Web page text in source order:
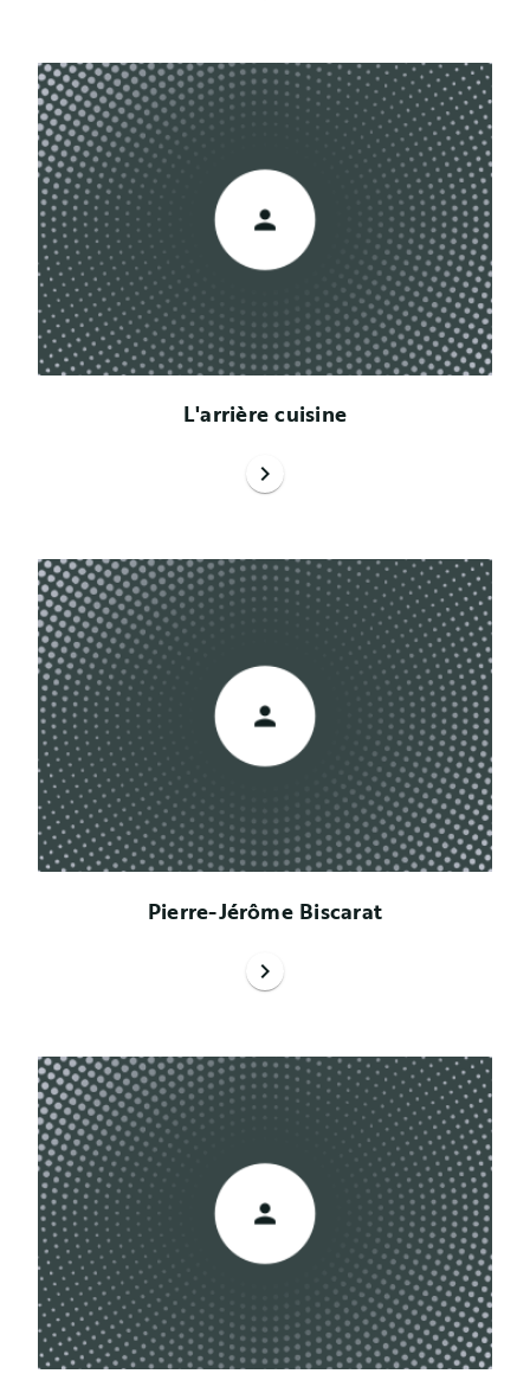
L'arrière cuisine
chevron_right
Pierre-Jérôme Biscarat
chevron_right